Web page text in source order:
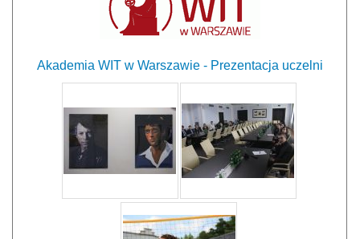
Akademia WIT w Warszawie - Prezentacja uczelni